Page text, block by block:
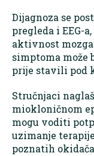
Dijagnoza se
pregleda i EEG-
aktivnost
simptoma može
prije stavili pod
Stručnjaci
miokloničnom
mogu voditi
uzimanje
poznatih